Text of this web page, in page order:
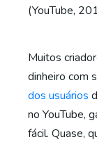
(YouTube,
Muitos
dinheiro com
dos usuários
no YouTube,
fácil. Quase,